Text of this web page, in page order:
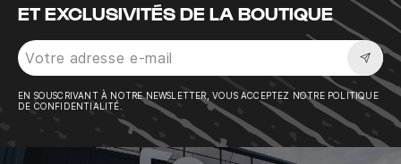
ET EXCLUSIVITÉS DE LA BOUTIQUE
EN SOUSCRIVANT À NOTRE NEWSLETTER, VOUS ACCEPTEZ NOTRE POLITIQUE
DE CONFIDENTIALITÉ.